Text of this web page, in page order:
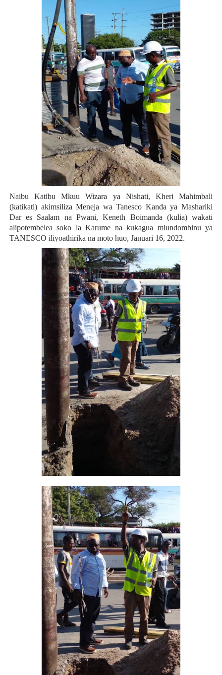
Naibu Katibu Mkuu Wizara ya Nishati, Kheri Mahimbali
(katikati) akimsiliza Meneja wa Tanesco Kanda ya Mashariki
Dar es Saalam na Pwani, Keneth Boimanda (kulia) wakati
alipotembelea soko la Karume na kukagua miundombinu ya
TANESCO iliyoathirika na moto huo, Januari 16, 2022.